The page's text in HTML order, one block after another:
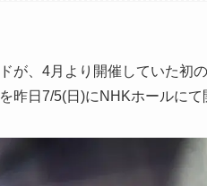
が、4月より開催していた初
昨日7/5(日)にNHKホールにて